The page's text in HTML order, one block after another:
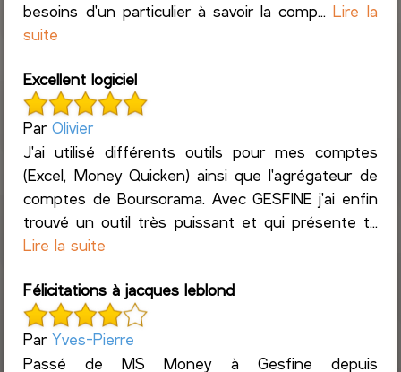
besoins d'un particulier à savoir la comp...Lire la
suite
Excellent logiciel
ParOlivier
J'ai utilisé différents outils pour mes comptes
(Excel, Money Quicken) ainsi que l'agrégateur de
comptes de Boursorama. Avec GESFINE j'ai enfin
trouvé un outil très puissant et qui présente t...
Lire la suite
Félicitations à jacques leblond
ParYves-Pierre
Passé de MS Money à Gesfine depuis